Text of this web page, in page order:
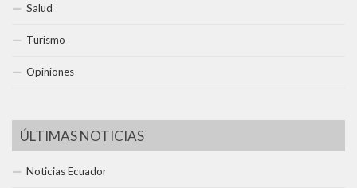
Salud
Turismo
Opiniones
ÚLTIMAS NOTICIAS
Noticias Ecuador